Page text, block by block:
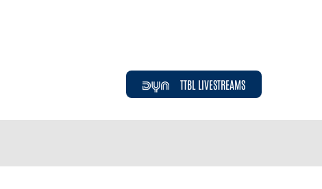
TTBL LIVESTREAMS